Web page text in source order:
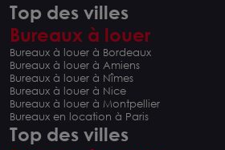
Top des villes
Bureaux à louer
Bureaux à louer à Bordeaux
Bureaux à louer à Amiens
Bureaux à louer à Nîmes
Bureaux à louer à Nice
Bureaux à louer à Montpellier
Bureaux en location à Paris
Top des villes